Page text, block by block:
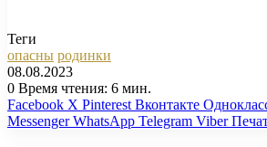
Теги
опасны родинки
08.08.2023
0 Время чтения: 6 мин.
Facebook X Pinterest Вконтакте
Messenger WhatsApp Telegram Viber